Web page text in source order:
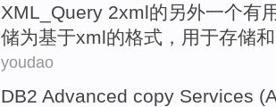
XML_Query 2xml的另外一个有
储为基于xml的格式 ， 用于存储和
youdao
DB2 Advanced copy Services (